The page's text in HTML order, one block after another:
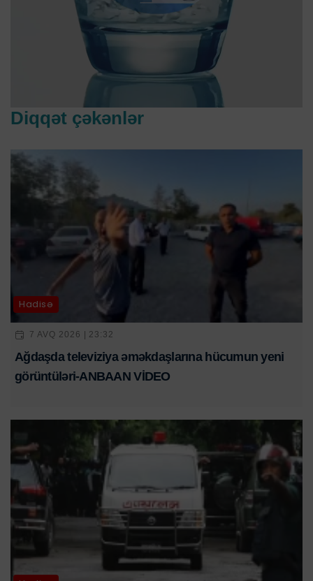
Diqqət çəkənlər
Hadisə
7 AVQ 2026 | 23:32
Ağdaşda televiziya əməkdaşlarına hücumun yeni
görüntüləri-ANBAAN VİDEO